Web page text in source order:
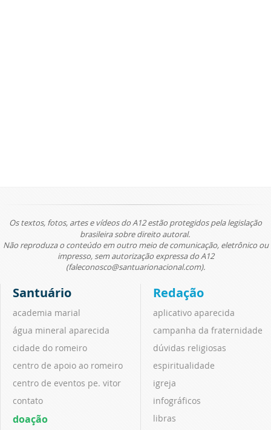
Os textos, fotos, artes e vídeos do A12 estão protegidos pela legislação
brasileira sobre direito autoral.
Não reproduza o conteúdo em outro meio de comunicação, eletrônico ou
impresso, sem autorização expressa do A12
(faleconosco@santuarionacional.com).
Santuário
academia marial
água mineral aparecida
cidade do romeiro
centro de apoio ao romeiro
centro de eventos pe. vitor
contato
doação
Redação
aplicativo aparecida
campanha da fraternidade
dúvidas religiosas
espiritualidade
igreja
infográficos
libras